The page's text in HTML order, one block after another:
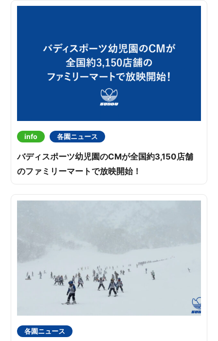
info 各園ニュース
バディスポーツ幼児園のCMが全国約3,150店舗
のファミリーマートで放映開始！
各園ニュース